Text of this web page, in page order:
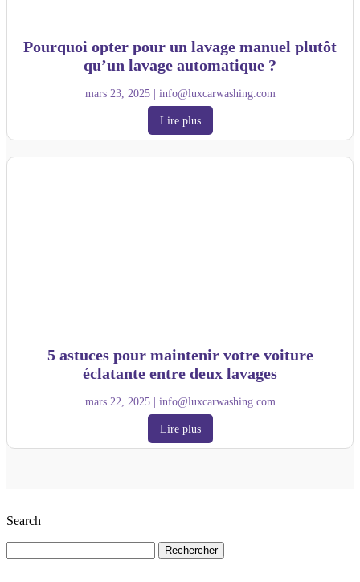
Pourquoi opter pour un lavage manuel plutôt
qu’un lavage automatique ?
mars 23, 2025| info@luxcarwashing.com
Lire plus
5 astuces pour maintenir votre voiture
éclatante entre deux lavages
mars 22, 2025| info@luxcarwashing.com
Lire plus
Search